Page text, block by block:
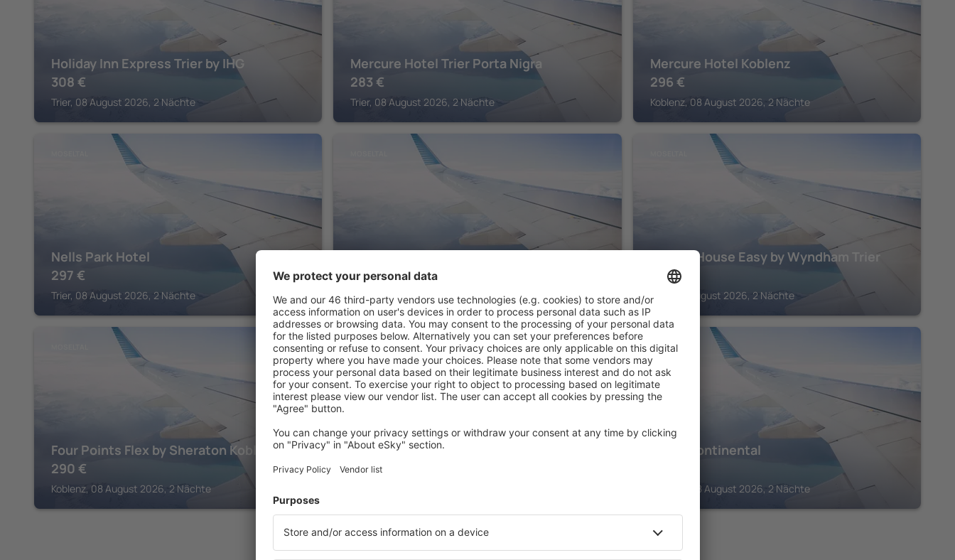
Holiday Inn Express Trier by IHG
308 €
Trier, 08 August 2026, 2 Nächte
Mercure Hotel Trier Porta Nigra
283 €
Trier, 08 August 2026, 2 Nächte
Mercure Hotel Koblenz
296 €
Koblenz, 08 August 2026, 2 Nächte
Nells Park Hotel
297 €
Trier, 08 August 2026, 2 Nächte
402€
Koblenz, 08 August 2026, 2 Nächte
Vienna House Easy by Wyndham Trier
248€
Trier, 08 August 2026, 2 Nächte
Four Points Flex by Sheraton Koblenz
290 €
Koblenz, 08 August 2026, 2 Nächte
MOSELTAL
Hotel Deutscher Hof
298€
MOSELTAL
Hotel Continental
Koblenz, 08 August 2026, 2 Nächte